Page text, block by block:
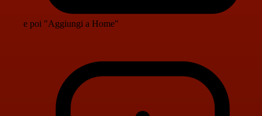
e poi "Aggiungi a Home"